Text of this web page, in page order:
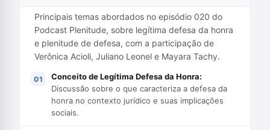
Principais temas abordados no episódio 020 do
Podcast Plenitude, sobre legítima defesa da honra
e plenitude de defesa, com a participação de
Verônica Acioli, Juliano Leonel e Mayara Tachy.
Conceito de Legítima Defesa da Honra:
Discussão sobre o que caracteriza a defesa da
honra no contexto jurídico e suas implicações
sociais.